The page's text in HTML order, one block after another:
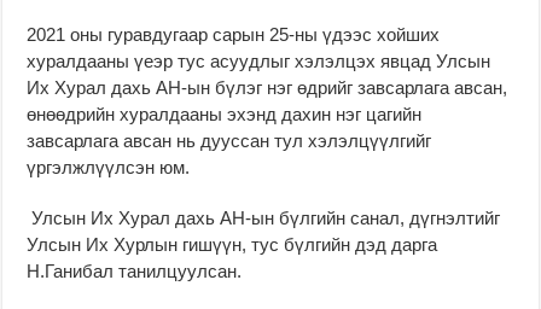
2021 оны гуравдугаар сарын 25-ны үдээс хойших
хуралдааны үеэр тус асуудлыг хэлэлцэх явцад Улсын
Их Хурал дахь АН-ын бүлэг нэг өдрийг завсарлага авсан,
өнөөдрийн хуралдааны эхэнд дахин нэг цагийн
завсарлага авсан нь дууссан тул хэлэлцүүлгийг
үргэлжлүүлсэн юм.
Улсын Их Хурал дахь АН-ын бүлгийн санал, дүгнэлтийг
Улсын Их Хурлын гишүүн, тус бүлгийн дэд дарга
Н.Ганибал танилцуулсан.